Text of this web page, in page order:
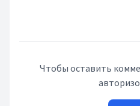
Чтобы оставить